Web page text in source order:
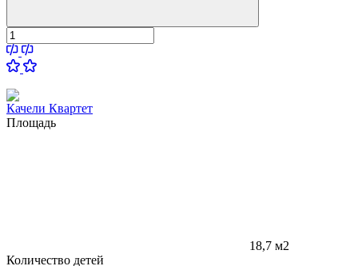
Качели Квартет
Площадь
18,7 м2
Количество детей